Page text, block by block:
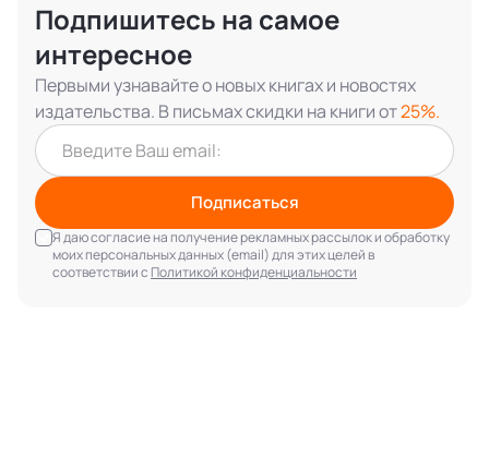
Подпишитесь на самое
интересное
Первыми узнавайте о новых книгах и новостях
издательства. В письмах скидки на книги от25%.
Подписаться
Я даю согласие на получение рекламных рассылок и обработку
моих персональных данных (email) для этих целей в
соответствии с Политикой конфиденциальности